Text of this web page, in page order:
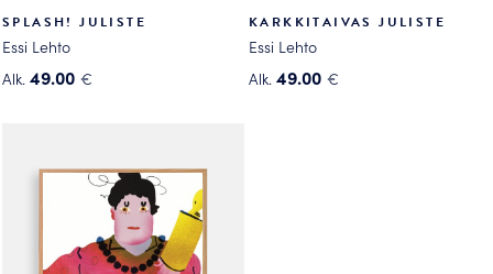
SPLASH! JULISTE
Essi Lehto
Alk. 49.00 €
KARKKITAIVAS JULISTE
Essi Lehto
Alk. 49.00 €